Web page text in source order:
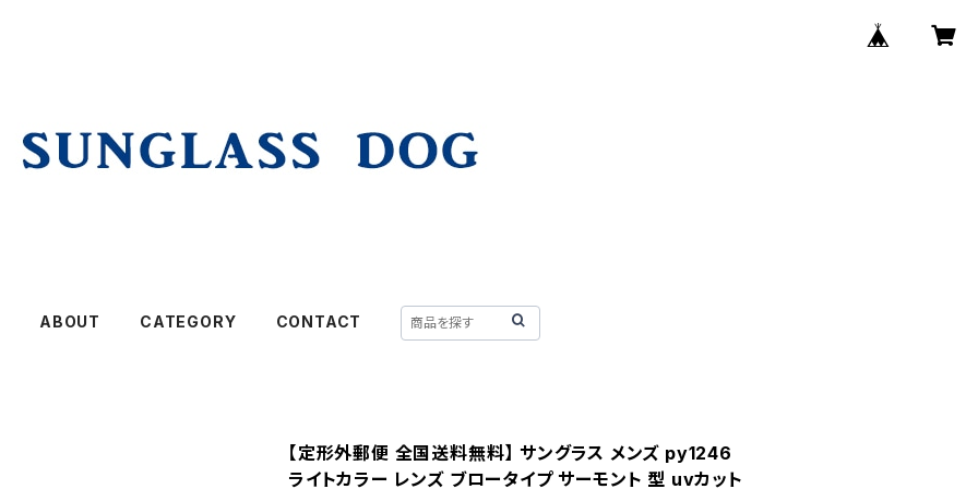
ABOUT CATEGORY CONTACT
【定形外郵便 全国送料無料】 サングラス メンズ py1246
ライトカラー レンズ ブロータイプ サーモント 型 uvカット